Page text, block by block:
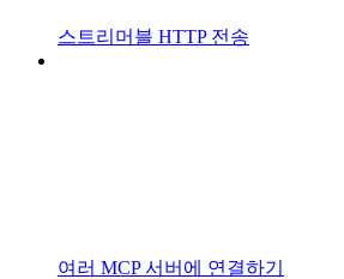
스트리머블 HTTP 전송
여러 MCP 서버에 연결하기